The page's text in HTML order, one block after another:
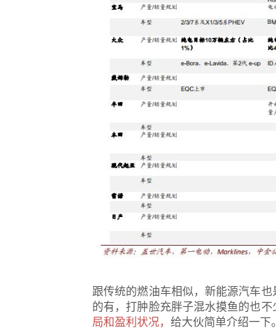
跟传统的燃油车相似，新能源汽车
的有，打肿脸充胖子混水摸鱼的也不
局和盈利状况， 给大伙简单介绍一下。